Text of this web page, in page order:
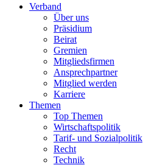
Verband
Über uns
Präsidium
Beirat
Gremien
Mitgliedsfirmen
Ansprechpartner
Mitglied werden
Karriere
Themen
Top Themen
Wirtschaftspolitik
Tarif- und Sozialpolitik
Recht
Technik